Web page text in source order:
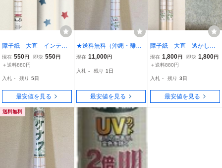
障子紙 大直 インテリ
ア障子紙 きらり 紙巾9
4cm×紙長さ3.6m 障子2
現在 550円 即決 550円
＋送料880円
入札 - 残り 5日
最安値を見る
★送料無料（沖縄・離島
を除く）★障子紙★ケナ
★もみじ★（2枚分/本）
強さ３倍！植物資源
現在 11,000円
入札 - 残り 1日
最安値を見る
障子紙 大直 透かし模
様障子紙 ケナフ もみ
じ 紙巾94cm×紙長さ3.6
ト
現在 1,800円 即決 1,800円
＋送料880円
入札 - 残り 3日
最安値を見る
送料無料